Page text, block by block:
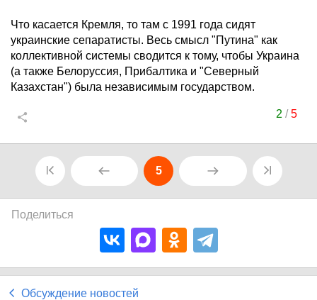
Что касается Кремля, то там с 1991 года сидят
украинские сепаратисты. Весь смысл "Путина" как
коллективной системы сводится к тому, чтобы Украина
(а также Белоруссия, Прибалтика и "Северный
Казахстан") была независимым государством.
2 /5
5
Поделиться
Обсуждение новостей